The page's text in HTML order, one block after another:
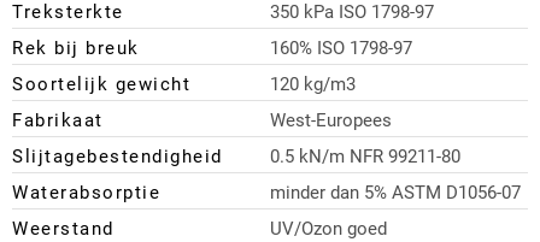
Treksterkte
350 kPa ISO 1798-97
Rek bij breuk
160% ISO 1798-97
Soortelijk gewicht
120 kg/m3
Fabrikaat
West-Europees
Slijtagebestendigheid
0.5 kN/m NFR 99211-80
Waterabsorptie
minder dan 5% ASTM D1056-07
Weerstand
UV/Ozon goed